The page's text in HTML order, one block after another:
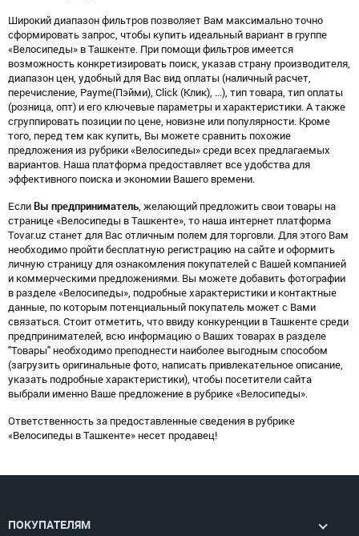
Широкий диапазон фильтров позволяет Вам максимально точно
сформировать запрос, чтобы купить идеальный вариант в группе
«Велосипеды» в Ташкенте. При помощи фильтров имеется
возможность конкретизировать поиск, указав страну производителя,
диапазон цен, удобный для Вас вид оплаты (наличный расчет,
перечисление, Payme(Пэйми), Click (Клик), ...), тип товара, тип оплаты
(розница, опт) и его ключевые параметры и характеристики. А также
сгруппировать позиции по цене, новизне или популярности. Кроме
того, перед тем как купить, Вы можете сравнить похожие
предложения из рубрики «Велосипеды» среди всех предлагаемых
вариантов. Наша платформа предоставляет все удобства для
эффективного поиска и экономии Вашего времени.
Если Вы предприниматель , желающий предложить свои товары на
странице «Велосипеды в Ташкенте», то наша интернет платформа
Tovar.uz станет для Вас отличным полем для торговли. Для этого Вам
необходимо пройти бесплатную регистрацию на сайте и оформить
личную страницу для ознакомления покупателей с Вашей компанией
и коммерческими предложениями. Вы можете добавить фотографии
в разделе «Велосипеды», подробные характеристики и контактные
данные, по которым потенциальный покупатель может с Вами
связаться. Стоит отметить, что ввиду конкуренции в Ташкенте среди
предпринимателей, всю информацию о Ваших товарах в разделе
"Товары" необходимо преподнести наиболее выгодным способом
(загрузить оригинальные фото, написать привлекательное описание,
указать подробные характеристики), чтобы посетители сайта
выбрали именно Ваше предложение в рубрике «Велосипеды».
Ответственность за предоставленные сведения в рубрике
«Велосипеды в Ташкенте» несет продавец!
ПОКУПАТЕЛЯМ